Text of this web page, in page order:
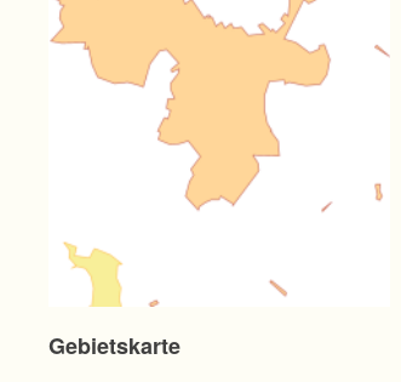
Gebietskarte